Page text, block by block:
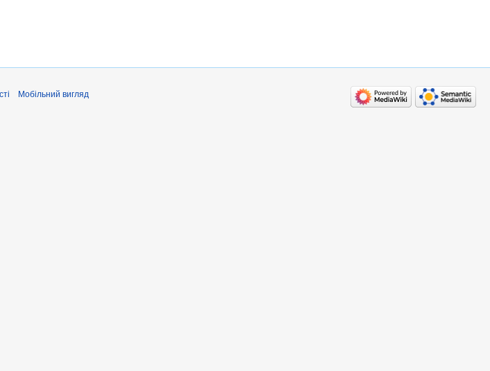
Мобільний вигляд